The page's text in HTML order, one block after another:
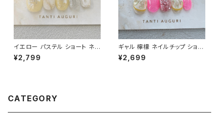
イエロー パステル ショート ネイ
ルチップ 付け爪 檸檬 ゴールド
金 ニュアンス 20代 30代 40代
¥2,799
ギャル 檸檬 ネイルチップ ショー
ト ピンク色 派手 ギャルっぽい
キャバ嬢 チャラい 不真面目 通
¥2,699
CATEGORY